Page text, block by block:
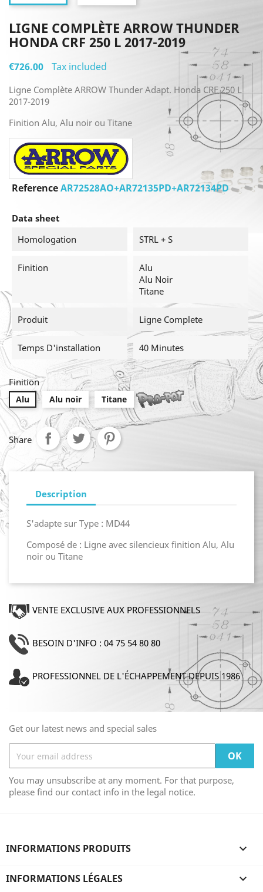
LIGNE COMPLÈTE ARROW THUNDER
HONDA CRF 250 L 2017-2019
€726.00 Tax included
Ligne Complète ARROW Thunder Adapt. Honda CRF 250 L
2017-2019
Finition Alu, Alu noir ou Titane
ReferenceAR72528AO+AR72135PD+AR72134PD
Data sheet
Homologation
STRL + S
Finition
Alu
Alu Noir
Titane
Produit Ligne Complete
Temps D'installation 40 Minutes
Finition
Alu Alu noir Titane
Share
Description
S'adapte sur Type : MD44
Composé de : Ligne avec silencieux finition Alu, Alu
noir ou Titane
VENTE EXCLUSIVE AUX PROFESSIONNELS
BESOIN D'INFO : 04 75 54 80 80
PROFESSIONNEL DE L'ÉCHAPPEMENT DEPUIS 1986
Get our latest news and special sales
You may unsubscribe at any moment. For that purpose,
please find our contact info in the legal notice.
INFORMATIONS PRODUITS 
INFORMATIONS LÉGALES 